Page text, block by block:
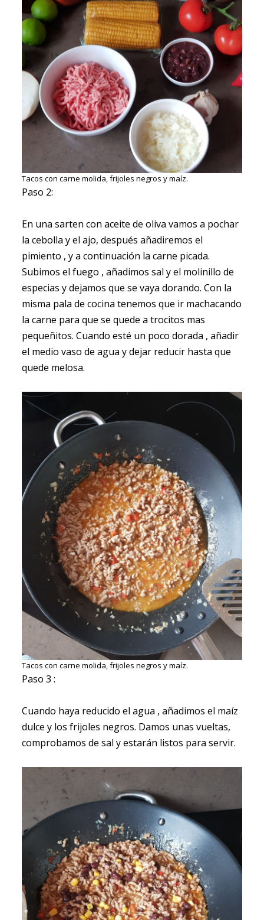
Tacos con carne molida, frijoles negros y maíz.
Paso 2:
En una sarten con aceite de oliva vamos a pochar
la cebolla y el ajo, después añadiremos el
pimiento , y a continuación la carne picada.
Subimos el fuego , añadimos sal y el molinillo de
especias y dejamos que se vaya dorando. Con la
misma pala de cocina tenemos que ir machacando
la carne para que se quede a trocitos mas
pequeñitos. Cuando esté un poco dorada , añadir
el medio vaso de agua y dejar reducir hasta que
quede melosa.
Tacos con carne molida, frijoles negros y maíz.
Paso 3 :
Cuando haya reducido el agua , añadimos el maíz
dulce y los frijoles negros. Damos unas vueltas,
comprobamos de sal y estarán listos para servir.